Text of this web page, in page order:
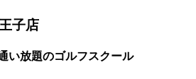
子店
い放題のゴルフスクール